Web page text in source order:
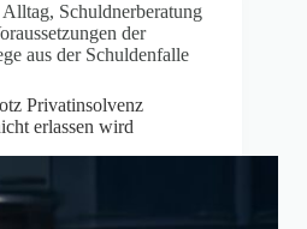
Alltag, Schuldnerberatung
der
aus der Schuldenfalle
Privatinsolvenz
erlassen wird